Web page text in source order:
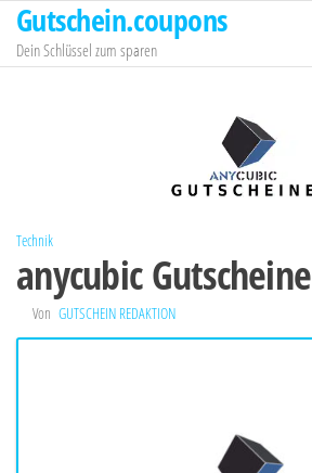
Zum
Inhalt
springen
Gutschein.coupons
Dein Schlüssel zum sparen
Technik
anycubic Gutscheine
Von GUTSCHEIN REDAKTION